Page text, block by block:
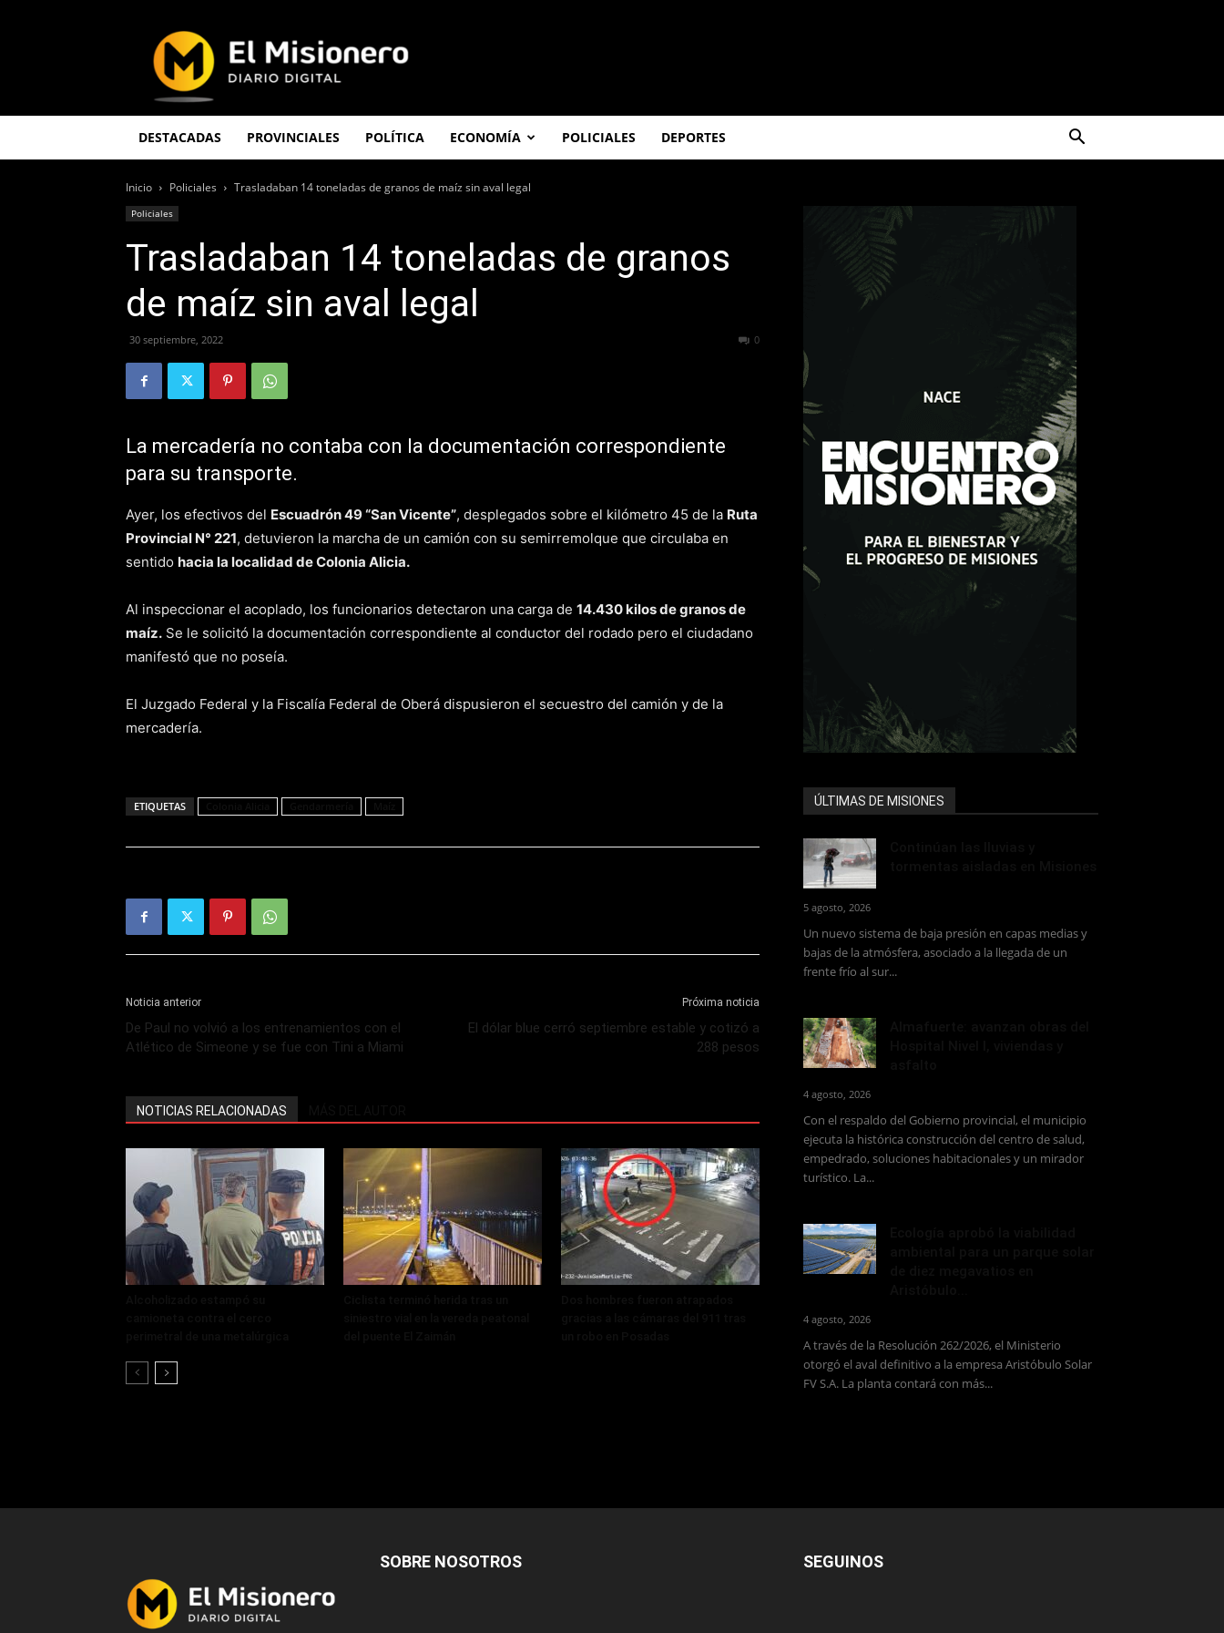
Misionero
DESTACADAS PROVINCIALES POLÍTICA ECONOMÍA POLICIALES DEPORTES
Inicio Policiales Trasladaban 14 toneladas de granos de maíz sin aval legal
Policiales
Trasladaban 14 toneladas de granos
de maíz sin aval legal
30 septiembre, 2022 0
La mercadería no contaba con la documentación correspondiente
para su transporte.
Ayer, los efectivos del Escuadrón 49 “San Vicente”, desplegados sobre el kilómetro 45 de la Ruta
Provincial N° 221, detuvieron la marcha de un camión con su semirremolque que circulaba en
sentido hacia la localidad de Colonia Alicia.
Al inspeccionar el acoplado, los funcionarios detectaron una carga de 14.430 kilos de granos de
maíz. Se le solicitó la documentación correspondiente al conductor del rodado pero el ciudadano
manifestó que no poseía.
El Juzgado Federal y la Fiscalía Federal de Oberá dispusieron el secuestro del camión y de la
mercadería.
ETIQUETAS
Noticia anterior
De Paul no volvió a los entrenamientos con el
Atlético de Simeone y se fue con Tini a Miami
Próxima noticia
El dólar blue cerró septiembre estable y cotizó a
288 pesos
NOTICIAS RELACIONADAS
ÚLTIMAS DE MISIONES
5 agosto, 2026
Un nuevo sistema de baja presión en capas medias y
bajas de la atmósfera, asociado a la llegada de un
frente frío al sur...
4 agosto, 2026
Con el respaldo del Gobierno provincial, el municipio
ejecuta la histórica construcción del centro de salud,
empedrado, soluciones habitacionales y un mirador
turístico. La...
4 agosto, 2026
A través de la Resolución 262/2026, el Ministerio
otorgó el aval definitivo a la empresa Aristóbulo Solar
FV S.A. La planta contará con más...
SOBRE NOSOTROS SEGUINOS